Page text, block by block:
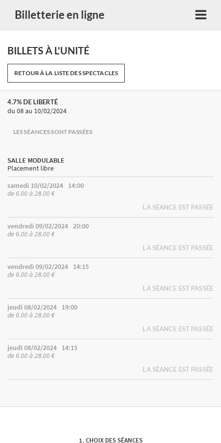
Billetterie en ligne
BILLETS À L'UNITÉ
RETOUR À LA LISTE DES SPECTACLES
4.7% DE LIBERTÉ
du 08au 10/02/2024
LES SÉANCES SONT PASSÉES
SALLE MODULABLE
Placement libre
samedi 10/02/2024
14:00
de 6.00 à 28.00 €
LA SÉANCE EST PASSÉE
vendredi 09/02/2024 20:00
de 6.00 à 28.00 €
LA SÉANCE EST PASSÉE
vendredi 09/02/2024
14:15
de 6.00 à 28.00 €
LA SÉANCE EST PASSÉE
jeudi 08/02/2024
19:00
de 6.00 à 28.00 €
LA SÉANCE EST PASSÉE
jeudi 08/02/2024
14:15
de 6.00 à 28.00 €
LA SÉANCE EST PASSÉE
CHOIX DES SÉANCES